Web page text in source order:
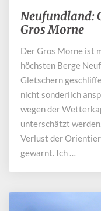
Neufundland:
Gipfelglück
Elchen
am
Gros
Morne
Neufundland:
Gros Morne
Der Gros Morne ist
höchsten Berge
Gletschern
nicht sonderlich
wegen der
unterschätzt
Verlust der
gewarnt. Ich …